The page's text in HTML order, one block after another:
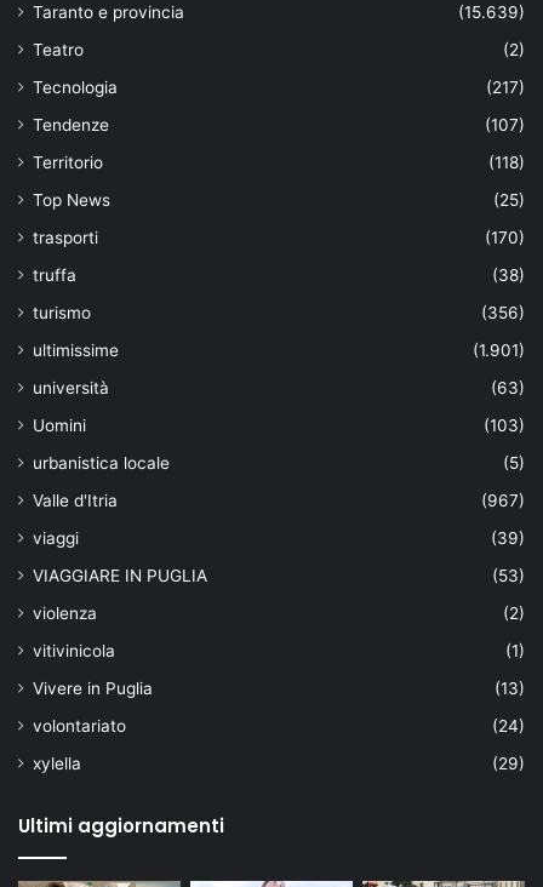
Taranto e provincia
(15.639)
Teatro
(2)
Tecnologia
(217)
Tendenze
(107)
Territorio
(118)
Top News
(25)
trasporti
(170)
truffa
(38)
turismo
(356)
ultimissime
(1.901)
università
(63)
Uomini
(103)
urbanistica locale
(5)
Valle d'Itria
(967)
viaggi
(39)
VIAGGIARE IN PUGLIA
(53)
violenza
(2)
vitivinicola
(1)
Vivere in Puglia
(13)
volontariato
(24)
xylella
(29)
Ultimi aggiornamenti